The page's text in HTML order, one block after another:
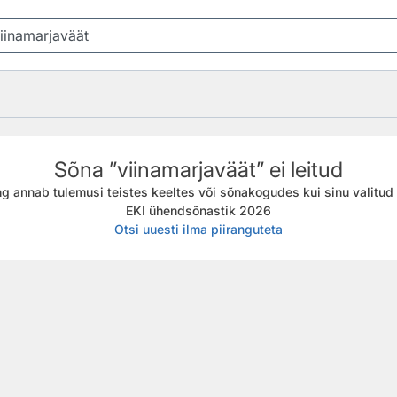
Sõna ”viinamarjaväät” ei leitud
annab tulemusi teistes keeltes või sõnakogudes kui sinu
EKI ühendsõnastik 2026
Otsi uuesti ilma piiranguteta